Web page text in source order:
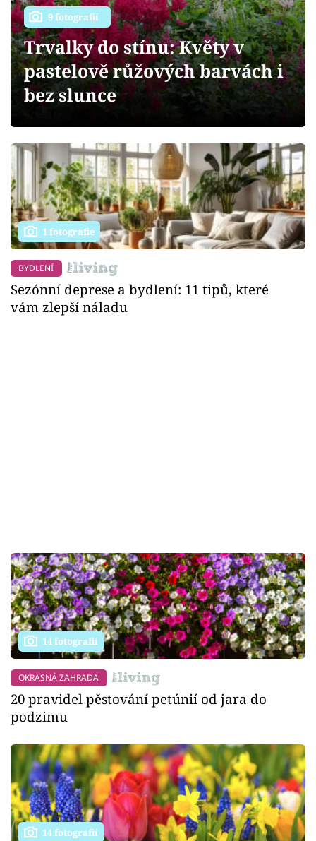
Přihlášení
Sledujte nás
9 fotografií
Trvalky do stínu: Květy v
pastelově růžových barvách i
bez slunce
1 fotografie
BYDLENÍ
Sezónní deprese a bydlení: 11 tipů, které
vám zlepší náladu
14 fotografií
OKRASNÁ ZAHRADA
20 pravidel pěstování petúnií od jara do
podzimu
14 fotografií